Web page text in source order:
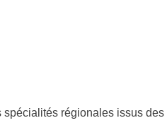
spécialités régionales issus des